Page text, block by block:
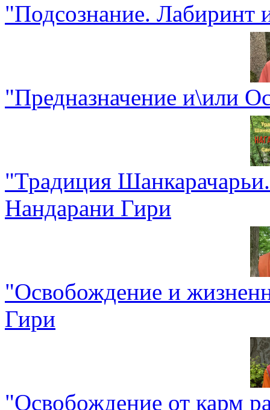
"Подсознание. Лабиринт
"Предназначение и\или
"Традиция
Нандарани Гири
"Освобождение и
Гири
"Освобождение от карм